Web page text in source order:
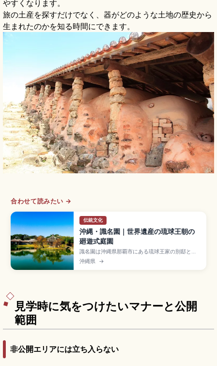
やすくなります。
旅の土産を探すだけでなく、器がどのような土地の歴史から
生まれたのかを知る時間にできます。
合わせて読みたい →
伝統文化
沖縄・識名園｜世界遺産の琉球王朝の
廻遊式庭園
識名園は沖縄県那覇市にある琉球王家の別邸とし
て1799年に造営された廻遊式庭園で、世界遺産
「琉球王国のグスク及び関連遺産群」の構成資
沖縄県 →
見学時に気をつけたいマナーと公開
範囲
非公開エリアには立ち入らない